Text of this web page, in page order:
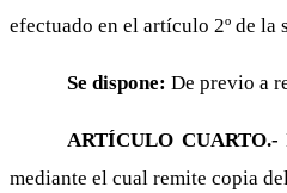
efectuado en el artículo 2º de la
Se dispone: De previo a
ARTÍCULO CUARTO.-
mediante el cual remite copia